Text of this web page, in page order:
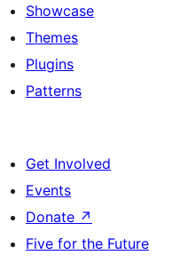
Showcase
Themes
Plugins
Patterns
Get Involved
Events
Donate ↗
Five for the Future